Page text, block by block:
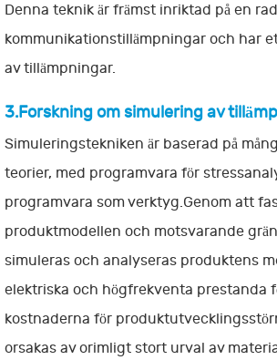
Denna teknik är främst inriktad på en
kommunikationstillämpningar och har
av tillämpningar.
3.Forskning om simulering av
Simuleringstekniken är baserad på
teorier, med programvara för
programvara som verktyg.Genom att
produktmodellen och motsvarande
simuleras och analyseras produktens
elektriska och högfrekventa prestanda
kostnaderna för
orsakas av orimligt stort urval av